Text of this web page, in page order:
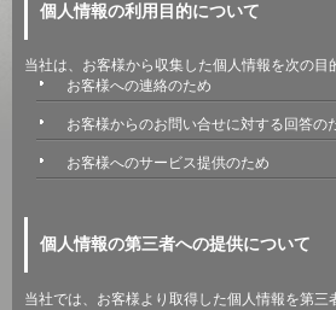
個人情報の利用目的について
当社は、お客様から収集した個人情報を次の目
お客様への連絡のため
お客様からのお問い合せに対する回答の
お客様へのサービス提供のため
個人情報の第三者への提供について
当社では、お客様より取得した個人情報を第三